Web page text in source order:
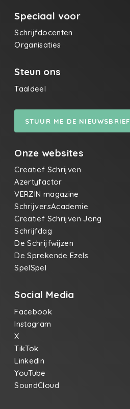
Speciaal voor
Schrijfdocenten
Organisaties
Steun ons
Taaldeel
STUUR ME DE NIEUWSBRIEF
Onze websites
Creatief Schrijven
Azertyfactor
VERZIN magazine
SchrijversAcademie
Creatief Schrijven Jong
Schrijfdag
De Schrijfwijzen
De Sprekende Ezels
SpelSpel
Social Media
Facebook
Instagram
X
TikTok
LinkedIn
YouTube
SoundCloud